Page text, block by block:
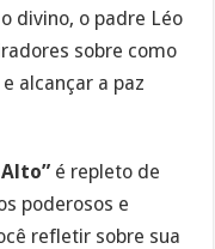
divino, o padre Léo
sobre como
alcançar a paz
é repleto de
poderosos e
refletir sobre sua